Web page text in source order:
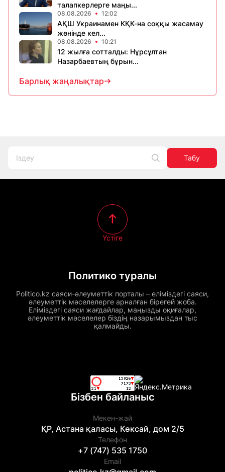
талапкерлерге маңы...
08.08.2026 12:02
АҚШ Украинамен КҚК-на соққы жасамау
жөнінде кел...
08.08.2026 10:21
12 жылға сотталды: Нұрсұлтан
Назарбаевтың бұрын...
Барлық жаңалықтар
Табу
Политико туралы
Politico.kz саяси-әлеуметтік порталы – еліміздегі саяси,
әлеуметтік мәселелерге арналған бірегей жоба.
Еліміздегі саяси жағдайлар, маңызды оқиғалар,
әлеуметтік мәселелер біздің назарымыздан тыс
қалмайды.
Үстіге
Бізбен байланыс
Мекен-жай
ҚР, Астана қаласы, Көксай, дом 2/5
Телефон
+7 (747) 535 1750
Email